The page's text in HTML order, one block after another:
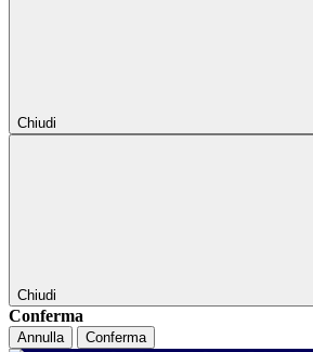
Chiudi
Chiudi
Conferma
Annulla Conferma